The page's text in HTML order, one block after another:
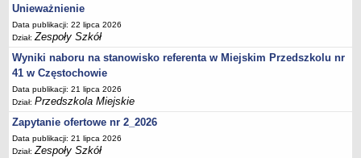
Unieważnienie
Data publikacji: 22 lipca 2026
Dział:Zespoły Szkół
Wyniki naboru na stanowisko referenta w Miejskim Przedszkolu nr
41 w Częstochowie
Data publikacji: 21 lipca 2026
Dział:Przedszkola Miejskie
Zapytanie ofertowe nr 2_2026
Data publikacji: 21 lipca 2026
Dział:Zespoły Szkół